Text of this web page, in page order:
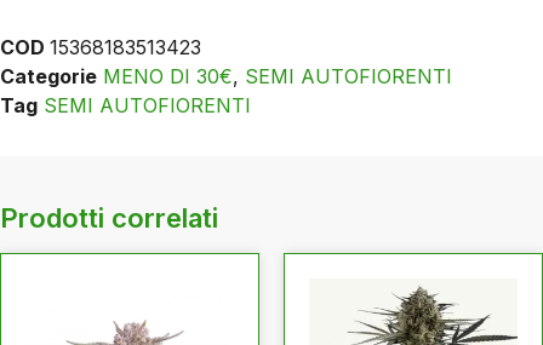
COD 15368183513423
Categorie MENO DI 30€, SEMI AUTOFIORENTI
Tag SEMI AUTOFIORENTI
Prodotti correlati